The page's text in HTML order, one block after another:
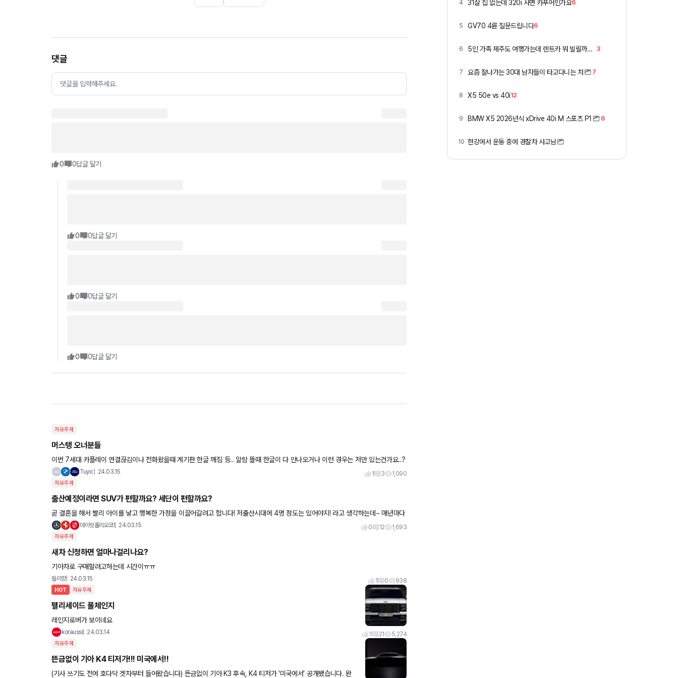
댓글
댓글을 입력해주세요.
0 0답글 달기
0 0답글 달기
0 0답글 달기
0 0답글 달기
자유주제
머스탱 오너분들
이번 7세대 카플레이 연결끊김이나 전화왔을때 계기판 한글 깨짐 등.. 알람 뜰때 한글이 다 안나오거나 이런 경우는 저만 있는건가요..?
Tuyic 24.03.15 1 3 1,090
자유주제
출산예정이라면 SUV가 편할까요? 세단이 편할까요?
곧 결혼을 해서 빨리 아이를 낳고 행복한 가정을 이끌어갈려고 합니다! 저출산시대에 4명 정도는 있어야지! 라고 생각하는데~ 매년마다
출산하진 않을테니, 둘째까지 연년생으로 출산한다고 계획하고 2
데이빗홀리오코! 24.03.15 0 12 1,693
자유주제
새차 신청하면 얼마나걸리나요?
기아차로 구매할려고하는데 시간이ㅠㅠ
릴리향 24.03.15 1 0 938
HOT 자유주제
팰리세이드 풀체인지
레인지로버가 보이네요
koraussi 24.03.14 1 21 5,274
자유주제
뜬금없이 기아 K4 티저가!!! 미국에서!!
(기사 쓰기도 전에 호다닥 겟차부터 들어왔습니다) 뜬금없이 기아 K3 후속, K4 티저가 '미국에서' 공개됐습니다. 완
4 31살 집 없는데 320i 사면 카푸어인가요6
5 GV70 4륜 질문드립니다6
6 5인 가족 제주도 여행가는데 렌트카 뭐 빌릴까요 ㅎ 3
7 요즘 잘나가는 30대 남자들이 타고다니는 차 7
8 X5 50e vs 40i12
9 BMW X5 2026년식 xDrive 40i M 스포츠 P1 6
10 한강에서 운동 중에 경찰차 사고남